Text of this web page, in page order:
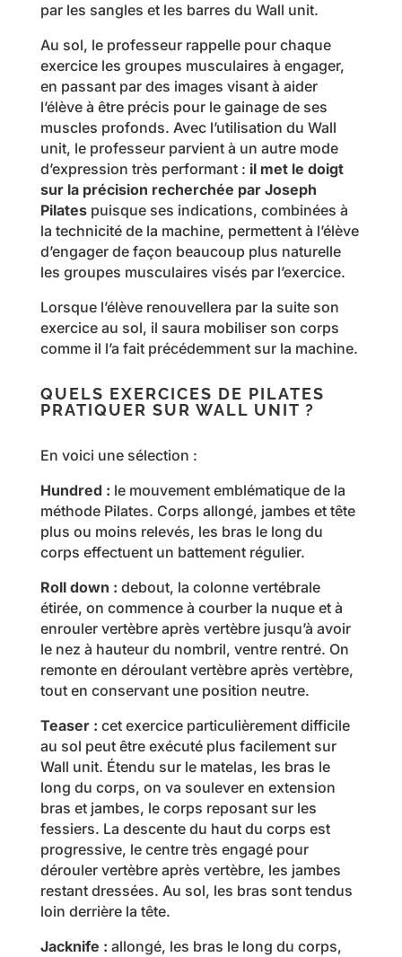
par les sangles et les barres du Wall unit.
Au sol, le professeur rappelle pour chaque
exercice les groupes musculaires à engager,
en passant par des images visant à aider
l’élève à être précis pour le gainage de ses
muscles profonds. Avec l’utilisation du Wall
unit, le professeur parvient à un autre mode
d’expression très performant : il met le doigt
sur la précision recherchée par Joseph
Pilatespuisque ses indications, combinées à
la technicité de la machine, permettent à l’élève
d’engager de façon beaucoup plus naturelle
les groupes musculaires visés par l’exercice.
Lorsque l’élève renouvellera par la suite son
exercice au sol, il saura mobiliser son corps
comme il l’a fait précédemment sur la machine.
QUELS EXERCICES DE PILATES
PRATIQUER SUR WALL UNIT ?
En voici une sélection :
Hundred : le mouvement emblématique de la
méthode Pilates. Corps allongé, jambes et tête
plus ou moins relevés, les bras le long du
corps effectuent un battement régulier.
Roll down : debout, la colonne vertébrale
étirée, on commence à courber la nuque et à
enrouler vertèbre après vertèbre jusqu’à avoir
le nez à hauteur du nombril, ventre rentré. On
remonte en déroulant vertèbre après vertèbre,
tout en conservant une position neutre.
Teaser : cet exercice particulièrement difficile
au sol peut être exécuté plus facilement sur
Wall unit. Étendu sur le matelas, les bras le
long du corps, on va soulever en extension
bras et jambes, le corps reposant sur les
fessiers. La descente du haut du corps est
progressive, le centre très engagé pour
dérouler vertèbre après vertèbre, les jambes
restant dressées. Au sol, les bras sont tendus
loin derrière la tête.
Jacknife : allongé, les bras le long du corps,